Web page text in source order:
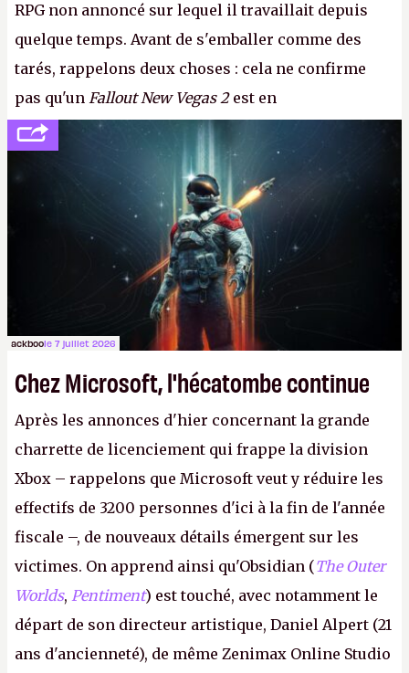
RPG non annoncé sur lequel il travaillait depuis
quelque temps. Avant de s'emballer comme des
tarés, rappelons deux choses : cela ne confirme
pas qu'un Fallout New Vegas 2est en
développement (pour ce que l'on sait, ils bossent
peut-être sur
Fallout Football ou
Fallout vs. Les
Lapins Crétins) et l'Obsidian d'aujourd'hui n'est plus
le même studio qu'il y a 15 ans. Mais bon, OK, on
peut commencer à fantasmer.A.
ackboole 7 juillet 2026
Chez Microsoft, l'hécatombe continue
Après les annonces d'hier concernant la grande
charrette de licenciement qui frappe la division
Xbox – rappelons que Microsoft veut y réduire les
effectifs de 3200 personnes d'ici à la fin de l'année
fiscale –, de nouveaux détails émergent sur les
victimes. On apprend ainsi qu'Obsidian (The Outer
Worlds, Pentiment) est touché, avec notamment le
départ de son directeur artistique, Daniel Alpert (21
ans d'ancienneté), de même Zenimax Online Studio